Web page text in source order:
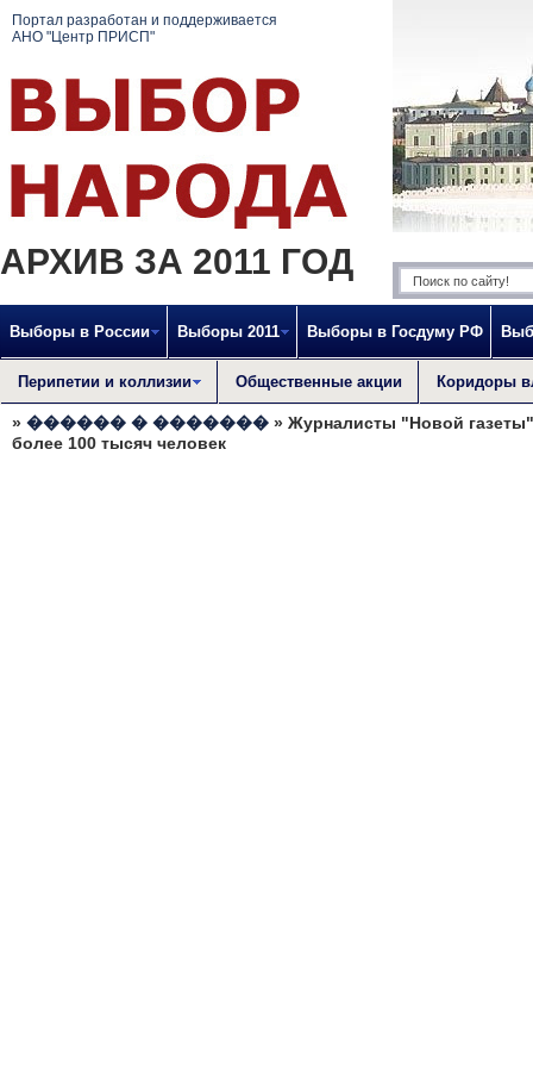
Портал разработан и поддерживается
АНО "Центр ПРИСП"
АРХИВ ЗА 2011 ГОД
Выборы в России Выборы 2011 Выборы в Госдуму РФ
Перипетии и коллизии Общественные акции Коридоры
» ������ � ������� » Журналисты "Новой
более 100 тысяч человек